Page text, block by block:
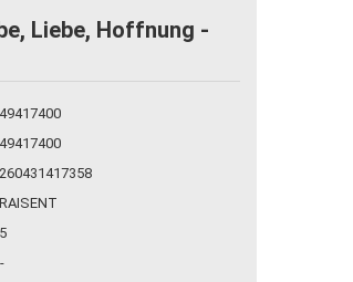
Liebe, Hoffnung -